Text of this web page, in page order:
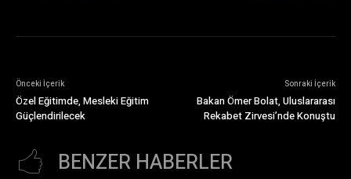
Önceki İçerik
Özel Eğitimde, Mesleki Eğitim
Güçlendirilecek
Sonraki İçerik
Bakan Ömer Bolat, Uluslararası
Rekabet Zirvesi’nde Konuştu
BENZER HABERLER